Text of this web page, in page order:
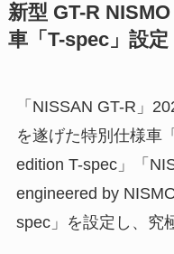
新型 GT-R
車「T-spec」設定
「NISSAN GT-R」
を遂げた特別仕様車
edition T-spec」「
engineered by
spec」を設定し、究